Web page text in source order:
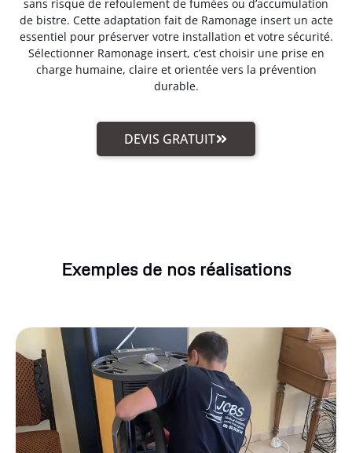
sans risque de refoulement de fumées ou d’accumulation
de bistre. Cette adaptation fait de Ramonage insert un acte
essentiel pour préserver votre installation et votre sécurité.
Sélectionner Ramonage insert, c’est choisir une prise en
charge humaine, claire et orientée vers la prévention
durable.
DEVIS GRATUIT
Exemples de nos réalisations